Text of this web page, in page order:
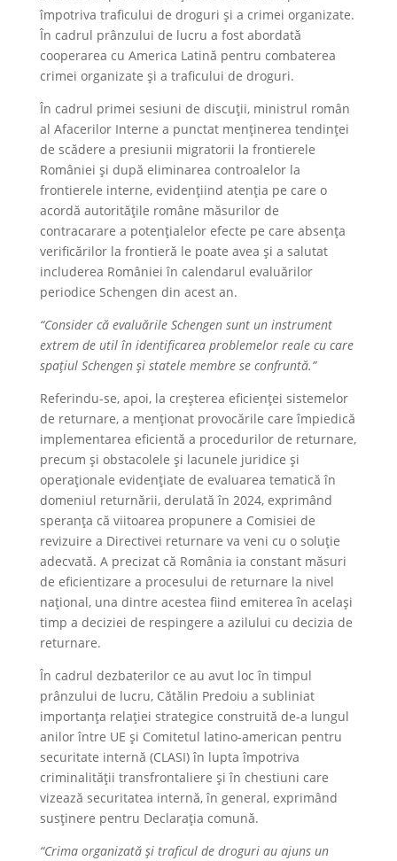
împotriva traficului de droguri și a crimei organizate.
În cadrul prânzului de lucru a fost abordată
cooperarea cu America Latină pentru combaterea
crimei organizate și a traficului de droguri.
În cadrul primei sesiuni de discuții, ministrul român
al Afacerilor Interne a punctat menținerea tendinței
de scădere a presiunii migratorii la frontierele
României și după eliminarea controalelor la
frontierele interne, evidențiind atenția pe care o
acordă autoritățile române măsurilor de
contracarare a potențialelor efecte pe care absența
verificărilor la frontieră le poate avea și a salutat
includerea României în calendarul evaluărilor
periodice Schengen din acest an.
“Consider că evaluările Schengen sunt un instrument
extrem de util în identificarea problemelor reale cu care
spațiul Schengen și statele membre se confruntă.”
Referindu-se, apoi, la creșterea eficienței sistemelor
de returnare, a menționat provocările care împiedică
implementarea eficientă a procedurilor de returnare,
precum și obstacolele și lacunele juridice și
operaționale evidențiate de evaluarea tematică în
domeniul returnării, derulată în 2024, exprimând
speranța că viitoarea propunere a Comisiei de
revizuire a Directivei returnare va veni cu o soluție
adecvată. A precizat că România ia constant măsuri
de eficientizare a procesului de returnare la nivel
național, una dintre acestea fiind emiterea în același
timp a deciziei de respingere a azilului cu decizia de
returnare.
În cadrul dezbaterilor ce au avut loc în timpul
prânzului de lucru, Cătălin Predoiu a subliniat
importanța relației strategice construită de-a lungul
anilor între UE și Comitetul latino-american pentru
securitate internă (CLASI) în lupta împotriva
criminalității transfrontaliere și în chestiuni care
vizează securitatea internă, în general, exprimând
susținere pentru Declarația comună.
“Crima organizată și traficul de droguri au ajuns un